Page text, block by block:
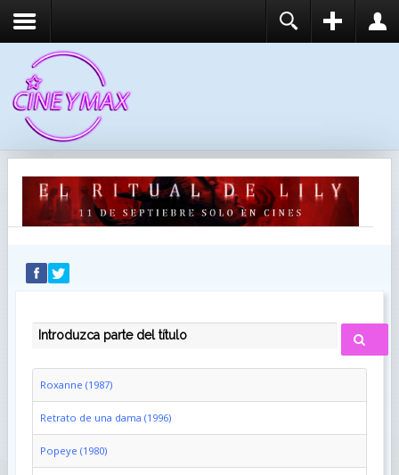
RECUÉRDEME
IDENTIFICARSE
INTRODUZCA PARTE DEL TÍTULO
Roxanne (1987)
Retrato de una dama (1996)
Popeye (1980)